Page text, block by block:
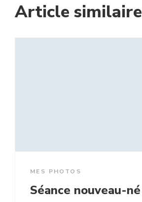
Article similaire
MES PHOTOS
Séance nouveau-né